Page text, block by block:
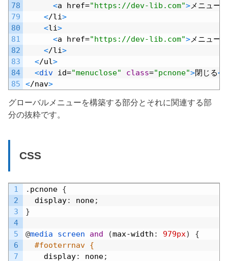
78
79
80
81
82
83
84
85
<a href="https://dev-lib.com"> メニュー
</li>
<li>
<a href="https://dev-lib.com"> メニュー
</li>
</ul>
<div id="menuclose" class="pcnone">閉じる<
</nav>
グローバルメニューを構築する部分とそれに関連する部
分の抜粋です。
CSS
1
2
3
4
5
6
7
. pcnone {
display: none;
}
@media screen and (max-width : 979px)
{
#footerrnav {
display: none;